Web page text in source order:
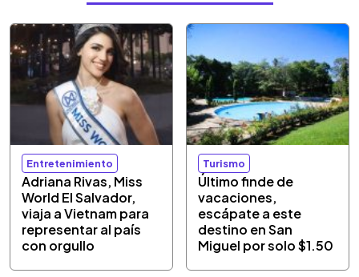
Entretenimiento
Adriana Rivas, Miss
World El Salvador,
viaja a Vietnam para
representar al país
con orgullo
Turismo
Último finde de
vacaciones,
escápate a este
destino en San
Miguel por solo $1.50